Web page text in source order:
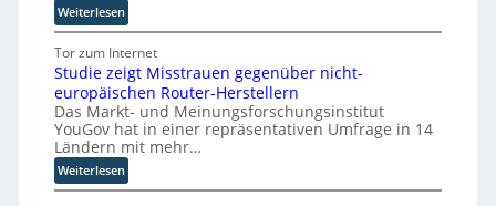
a
e
t
e
r
m
T
e
a
m
r
Weiterlesen:
K
I
-
E
n
t
w
i
c
Tor zum Internet
Studie zeigt Misstrauen gegenüber nicht-
europäischen Router-Herstellern
Das Markt- und Meinungsforschungsinstitut
YouGov hat in einer repräsentativen Umfrage in 14
Ländern mit mehr…
Weiterlesen:
S